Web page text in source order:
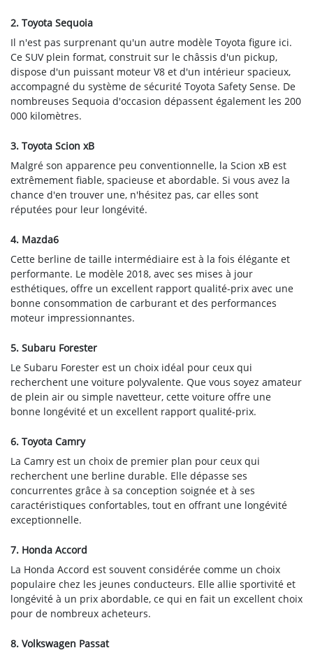
2. Toyota Sequoia
Il n'est pas surprenant qu'un autre modèle Toyota figure ici.
Ce SUV plein format, construit sur le châssis d'un pickup,
dispose d'un puissant moteur V8 et d'un intérieur spacieux,
accompagné du système de sécurité Toyota Safety Sense. De
nombreuses Sequoia d'occasion dépassent également les 200
000 kilomètres.
3. Toyota Scion xB
Malgré son apparence peu conventionnelle, la Scion xB est
extrêmement fiable, spacieuse et abordable. Si vous avez la
chance d'en trouver une, n'hésitez pas, car elles sont
réputées pour leur longévité.
4. Mazda6
Cette berline de taille intermédiaire est à la fois élégante et
performante. Le modèle 2018, avec ses mises à jour
esthétiques, offre un excellent rapport qualité-prix avec une
bonne consommation de carburant et des performances
moteur impressionnantes.
5. Subaru Forester
Le Subaru Forester est un choix idéal pour ceux qui
recherchent une voiture polyvalente. Que vous soyez amateur
de plein air ou simple navetteur, cette voiture offre une
bonne longévité et un excellent rapport qualité-prix.
6. Toyota Camry
La Camry est un choix de premier plan pour ceux qui
recherchent une berline durable. Elle dépasse ses
concurrentes grâce à sa conception soignée et à ses
caractéristiques confortables, tout en offrant une longévité
exceptionnelle.
7. Honda Accord
La Honda Accord est souvent considérée comme un choix
populaire chez les jeunes conducteurs. Elle allie sportivité et
longévité à un prix abordable, ce qui en fait un excellent choix
pour de nombreux acheteurs.
8. Volkswagen Passat